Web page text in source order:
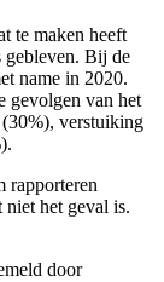
te maken heeft
gebleven. Bij de
name in 2020.
gevolgen van het
verstuiking
rapporteren
niet het geval is.
door